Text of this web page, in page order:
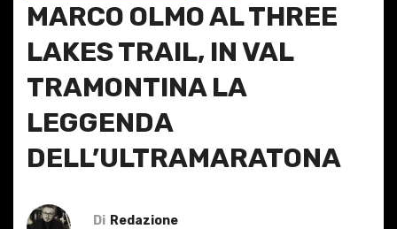
MARCO OLMO AL THREE
LAKES TRAIL, IN VAL
TRAMONTINA LA
LEGGENDA
DELL’ULTRAMARATONA
Di Redazione